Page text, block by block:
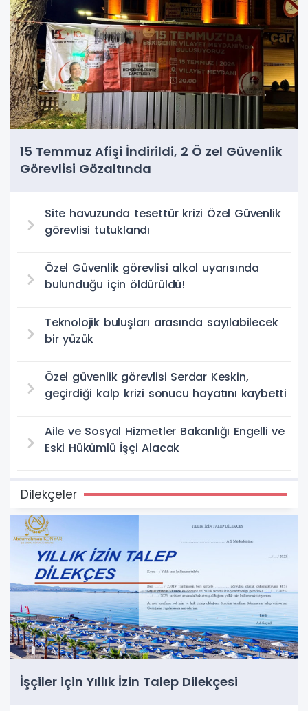
15 Temmuz Afişi İndirildi, 2 Ö zel Güvenlik
Görevlisi Gözaltında
Site havuzunda tesettür krizi Özel Güvenlik
görevlisi tutuklandı
Özel Güvenlik görevlisi alkol uyarısında
bulunduğu için öldürüldü!
Teknolojik buluşları arasında sayılabilecek
bir yüzük
Özel güvenlik görevlisi Serdar Keskin,
geçirdiği kalp krizi sonucu hayatını kaybetti
Aile ve Sosyal Hizmetler Bakanlığı Engelli ve
Eski Hükümlü İşçi Alacak
Dilekçeler
İşçiler için Yıllık İzin Talep Dilekçesi